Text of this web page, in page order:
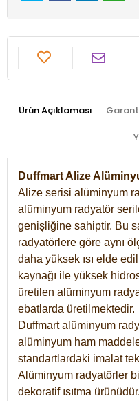
Ürün Açıklaması
Duffmart Alize
Alize serisi alüminyum
alüminyum radyatör
genişliğine sahiptir. Bu
radyatörlere göre aynı
daha yüksek ısı elde
kaynağı ile yüksek
üretilen alüminyum
ebatlarda üretilmektedir.
Duffmart alüminyum
alüminyum ham
standartlardaki imalat
Alüminyum radyatörler
dekoratif ısıtma ürünüdür.